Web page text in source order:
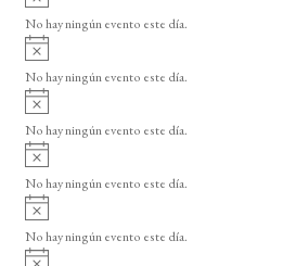
o
v
i
o
No hay ningún evento este día.
A
v
i
o
No hay ningún evento este día.
A
v
i
o
No hay ningún evento este día.
A
v
i
o
No hay ningún evento este día.
A
v
i
No hay ningún evento este día.
A